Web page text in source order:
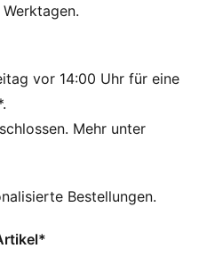
Gewebeschichten
für einen
Stoßdämpfung für
mit zusätzlichem PU-
cm)/M: (140–160cm)/S:
vor 14:00 Uhr für eine
Mehr unter
Bestellungen.